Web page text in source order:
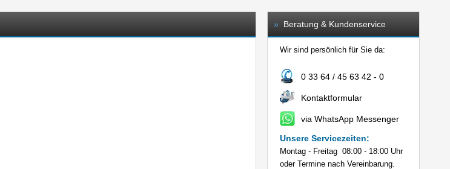
» Beratung & Kundenservice
Wir sind persönlich für Sie da:
0 33 64 / 45 63 42 - 0
Kontaktformular
via WhatsApp Messenger
Unsere Servicezeiten:
Montag - Freitag 08:00 - 18:00 Uhr
oder Termine nach Vereinbarung.